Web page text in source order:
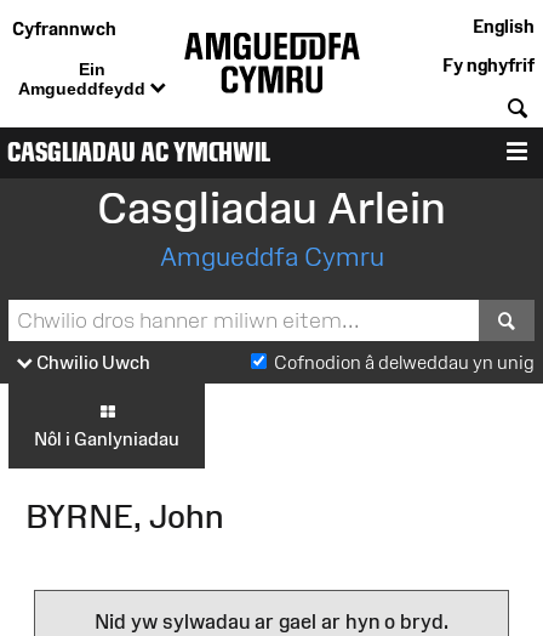
Cyfrannwch
Ein
Amgueddfeydd
English
Fy nghyfrif
CASGLIADAU AC YMCHWIL
Casgliadau Arlein
Amgueddfa Cymru
Chwilio Uwch Cofnodion â delweddau yn unig
Nôl i Ganlyniadau
BYRNE, John
Nid yw sylwadau ar gael ar hyn o bryd.